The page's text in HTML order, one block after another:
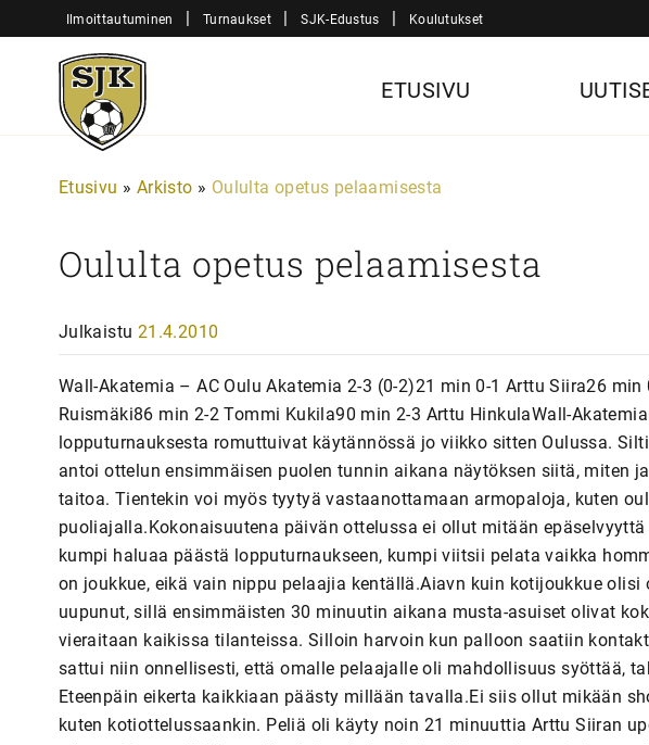
sisältöön
Ilmoittautuminen | Turnaukset | SJK-Edustus | Koulutukset
Sjk-
Juniorit
ETUSIVU
Etusivu » Arkisto » Oululta opetus pelaamisesta
Oululta opetus pelaamisesta
Julkaistu 21.4.2010
Wall-Akatemia – AC Oulu Akatemia 2-3 (0-2)21 min 0-1 Arttu Siira26
Ruismäki86 min 2-2 Tommi Kukila90 min 2-3 Arttu HinkulaWall-
lopputurnauksesta romuttuivat käytännössä jo viikko sitten Oulussa.
antoi ottelun ensimmäisen puolen tunnin aikana näytöksen siitä, miten
taitoa. Tientekin voi myös tyytyä vastaanottamaan armopaloja, kuten
puoliajalla.Kokonaisuutena päivän ottelussa ei ollut mitään
kumpi haluaa päästä lopputurnaukseen, kumpi viitsii pelata vaikka
on joukkue, eikä vain nippu pelaajia kentällä.Aiavn kuin kotijoukkue
uupunut, sillä ensimmäisten 30 minuutin aikana musta-asuiset olivat
vieraitaan kaikissa tilanteissa. Silloin harvoin kun palloon saatiin
sattui niin onnellisesti, että omalle pelaajalle oli mahdollisuus syöttää,
Eteenpäin eikerta kaikkiaan päästy millään tavalla.Ei siis ollut mikään
kuten kotiottelussaankin. Peliä oli käyty noin 21 minuuttia Arttu Siiran